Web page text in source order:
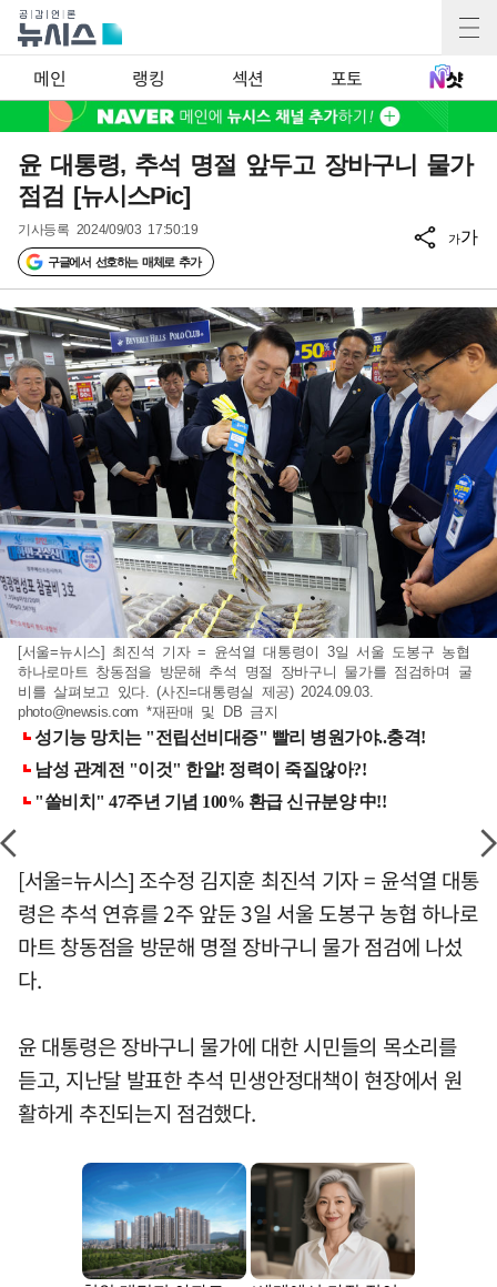
메인 랭킹 섹션 포토
윤 대통령, 추석 명절 앞두고 장바구니 물가
점검 [뉴시스Pic]
기사등록 2024/09/03 17:50:19
구글에서 선호하는 매체로 추가
가가
[서울=뉴시스] 최진석 기자 = 윤석열 대통령이 3일 서울 도봉구 농협
하나로마트 창동점을 방문해 추석 명절 장바구니 물가를 점검하며 굴
비를 살펴보고 있다. (사진=대통령실 제공) 2024.09.03.
photo@newsis.com *재판매 및 DB 금지
[서울=뉴시스] 조수정 김지훈 최진석 기자 = 윤석열 대통
령은 추석 연휴를 2주 앞둔 3일 서울 도봉구 농협 하나로
마트 창동점을 방문해 명절 장바구니 물가 점검에 나섰
다.
윤 대통령은 장바구니 물가에 대한 시민들의 목소리를
듣고, 지난달 발표한 추석 민생안정대책이 현장에서 원
활하게 추진되는지 점검했다.